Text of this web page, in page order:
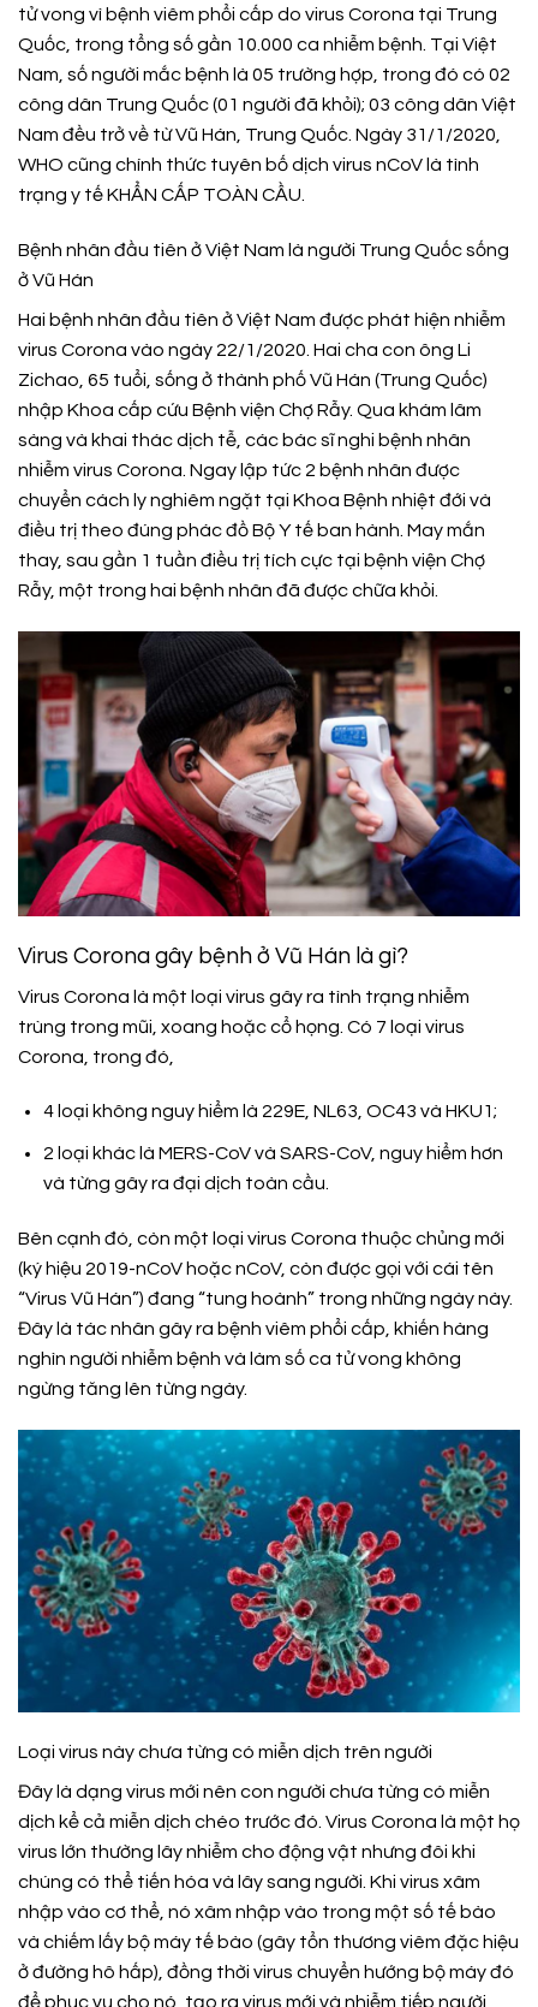
tử vong vì bệnh viêm phổi cấp do virus Corona tại Trung
Quốc, trong tổng số gần 10.000 ca nhiễm bệnh. Tại Việt
Nam, số người mắc bệnh là 05 trường hợp, trong đó có 02
công dân Trung Quốc (01 người đã khỏi); 03 công dân Việt
Nam đều trở về từ Vũ Hán, Trung Quốc. Ngày 31/1/2020,
WHO cũng chính thức tuyên bố dịch virus nCoV là tình
trạng y tế KHẨN CẤP TOÀN CẦU.
Bệnh nhân đầu tiên ở Việt Nam là người Trung Quốc sống
ở Vũ Hán
Hai bệnh nhân đầu tiên ở Việt Nam được phát hiện nhiễm
virus Corona vào ngày 22/1/2020. Hai cha con ông Li
Zichao, 65 tuổi, sống ở thành phố Vũ Hán (Trung Quốc)
nhập Khoa cấp cứu Bệnh viện Chợ Rẫy. Qua khám lâm
sàng và khai thác dịch tễ, các bác sĩ nghi bệnh nhân
nhiễm virus Corona. Ngay lập tức 2 bệnh nhân được
chuyển cách ly nghiêm ngặt tại Khoa Bệnh nhiệt đới và
điều trị theo đúng phác đồ Bộ Y tế ban hành. May mắn
thay, sau gần 1 tuần điều trị tích cực tại bệnh viện Chợ
Rẫy, một trong hai bệnh nhân đã được chữa khỏi.
Virus Corona gây bệnh ở Vũ Hán là gì?
Virus Corona là một loại virus gây ra tình trạng nhiễm
trùng trong mũi, xoang hoặc cổ họng. Có 7 loại virus
Corona, trong đó,
4 loại không nguy hiểm là 229E, NL63, OC43 và HKU1;
2 loại khác là MERS-CoV và SARS-CoV, nguy hiểm hơn
và từng gây ra đại dịch toàn cầu.
Bên cạnh đó, còn một loại virus Corona thuộc chủng mới
(ký hiệu 2019-nCoV hoặc nCoV, còn được gọi với cái tên
“Virus Vũ Hán”) đang “tung hoành” trong những ngày này.
Đây là tác nhân gây ra bệnh viêm phổi cấp, khiến hàng
nghìn người nhiễm bệnh và làm số ca tử vong không
ngừng tăng lên từng ngày.
Loại virus này chưa từng có miễn dịch trên người
Đây là dạng virus mới nên con người chưa từng có miễn
dịch kể cả miễn dịch chéo trước đó. Virus Corona là một họ
virus lớn thường lây nhiễm cho động vật nhưng đôi khi
chúng có thể tiến hóa và lây sang người. Khi virus xâm
nhập vào cơ thể, nó xâm nhập vào trong một số tế bào
và chiếm lấy bộ máy tế bào (gây tổn thương viêm đặc hiệu
ở đường hô hấp), đồng thời virus chuyển hướng bộ máy đó
để phục vụ cho nó, tạo ra virus mới và nhiễm tiếp người